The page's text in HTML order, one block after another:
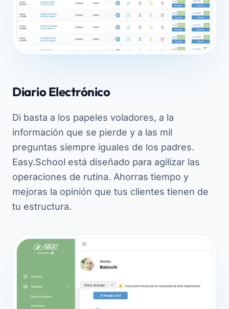
Diario Electrónico
Di basta a los papeles voladores, a la
información que se pierde y a las mil
preguntas siempre iguales de los padres.
Easy.School está diseñado para agilizar las
operaciones de rutina. Ahorras tiempo y
mejoras la opinión que tus clientes tienen de
tu estructura.